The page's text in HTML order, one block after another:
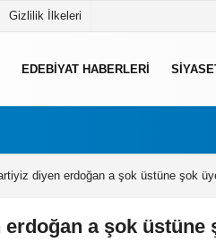
Gizlilik İlkeleri
EDEBIYAT HABERLERI
diyen erdoğan a şok üstüne şok
a şok üstüne